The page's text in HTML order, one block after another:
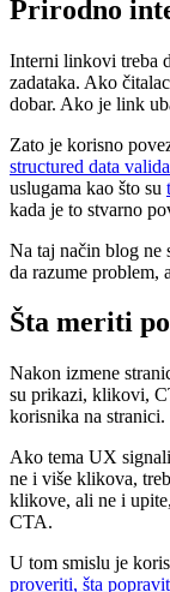
Prirodno
Interni linkovi treba
zadataka. Ako
dobar. Ako je link
Zato je korisno
structured data
uslugama kao što su
kada je to stvarno
Na taj način blog ne
da razume problem,
Šta meriti
Nakon izmene
su prikazi, klikovi,
korisnika na stranici.
Ako tema UX
ne i više klikova,
klikove, ali ne i
CTA.
U tom smislu je
proveriti, šta